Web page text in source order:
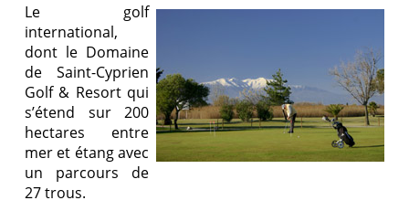
Le golf
international,
dont le Domaine
de Saint-Cyprien
Golf & Resort qui
s’étend sur 200
hectares entre
mer et étang avec
un parcours de
27 trous.